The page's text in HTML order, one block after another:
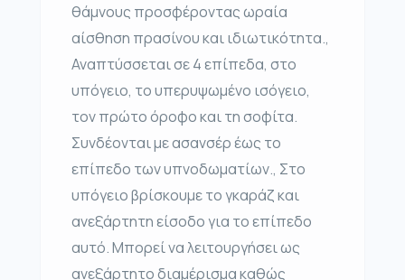
θάμνους προσφέροντας ωραία
αίσθηση πρασίνου και ιδιωτικότητα.,
Αναπτύσσεται σε 4 επίπεδα, στο
υπόγειο, το υπερυψωμένο ισόγειο,
τον πρώτο όροφο και τη σοφίτα.
Συνδέονται με ασανσέρ έως το
επίπεδο των υπνοδωματίων., Στο
υπόγειο βρίσκουμε το γκαράζ και
ανεξάρτητη είσοδο για το επίπεδο
αυτό. Μπορεί να λειτουργήσει ως
ανεξάρτητο διαμέρισμα καθώς